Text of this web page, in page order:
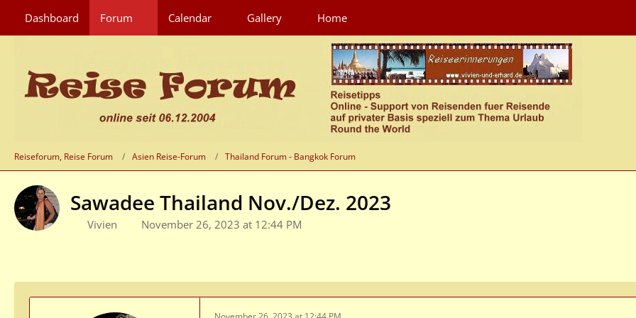
Dashboard Forum Calendar Gallery Home
Reiseforum, Reise Forum Asien Reise-Forum Thailand Forum - Bangkok Forum
Sawadee Thailand Nov./Dez. 2023
Vivien November 26, 2023 at 12:44 PM